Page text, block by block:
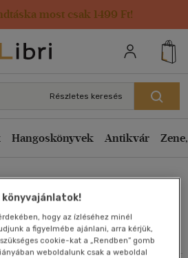
most csak 1499 Ft!
adatai
Részletes keresés
Hangoskönyvek Antikvár
csökkenő
szerint csökkenő
szerint növekvő
hogy az ízléséhez minél
a figyelmébe ajánlani, arra kérjük,
cookie-kat a „Rendben” gomb
weboldalunk csak a weboldal